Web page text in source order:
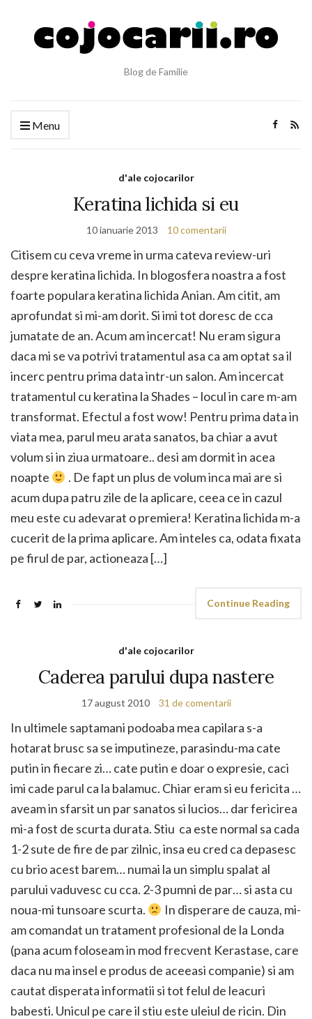
Blog de Familie
Menu
d'ale cojocarilor
Keratina lichida si eu
10 ianuarie 2013 10 comentarii
Citisem cu ceva vreme in urma cateva review-uri
despre keratina lichida. In blogosfera noastra a fost
foarte populara keratina lichida Anian. Am citit, am
aprofundat si mi-am dorit. Si imi tot doresc de cca
jumatate de an. Acum am incercat! Nu eram sigura
daca mi se va potrivi tratamentul asa ca am optat sa il
incerc pentru prima data intr-un salon. Am incercat
tratamentul cu keratina la Shades – locul in care m-am
transformat. Efectul a fost wow! Pentru prima data in
viata mea, parul meu arata sanatos, ba chiar a avut
volum si in ziua urmatoare.. desi am dormit in acea
noapte
. De fapt un plus de volum inca mai are si
acum dupa patru zile de la aplicare, ceea ce in cazul
meu este cu adevarat o premiera! Keratina lichida m-a
cucerit de la prima aplicare. Am inteles ca, odata fixata
pe firul de par, actioneaza […]
Continue Reading
d'ale cojocarilor
Caderea parului dupa nastere
17 august 2010 31 de comentarii
In ultimele saptamani podoaba mea capilara s-a
hotarat brusc sa se imputineze, parasindu-ma cate
putin in fiecare zi… cate putin e doar o expresie, caci
imi cade parul ca la balamuc. Chiar eram si eu fericita …
aveam in sfarsit un par sanatos si lucios… dar fericirea
mi-a fost de scurta durata. Stiu ca este normal sa cada
1-2 sute de fire de par zilnic, insa eu cred ca depasesc
cu brio acest barem… numai la un simplu spalat al
parului vaduvesc cu cca. 2-3 pumni de par… si asta cu
noua-mi tunsoare scurta.
In disperare de cauza, mi-
am comandat un tratament profesional de la Londa
(pana acum foloseam in mod frecvent Kerastase, care
daca nu ma insel e produs de aceeasi companie) si am
cautat disperata informatii si tot felul de leacuri
babesti. Unicul pe care il stiu este uleiul de ricin. Din